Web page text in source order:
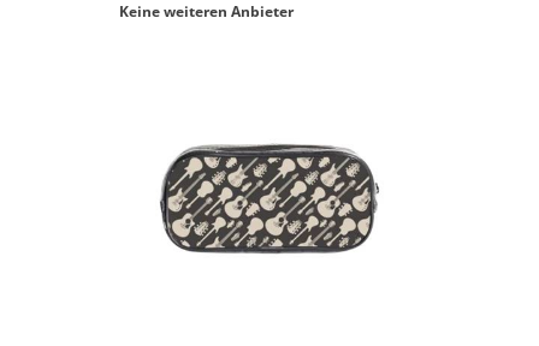
Keine weiteren Anbieter